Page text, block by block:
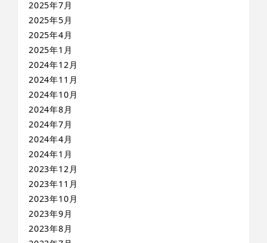
2025年7月
2025年5月
2025年4月
2025年1月
2024年12月
2024年11月
2024年10月
2024年8月
2024年7月
2024年4月
2024年1月
2023年12月
2023年11月
2023年10月
2023年9月
2023年8月